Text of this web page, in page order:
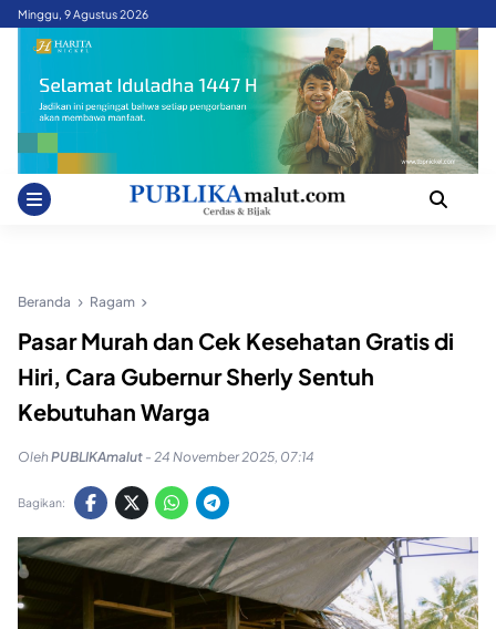
SkipMinggu, 9 Agustus 2026
Beranda Ragam
Pasar Murah dan Cek Kesehatan Gratis di
Hiri, Cara Gubernur Sherly Sentuh
Kebutuhan Warga
OlehPUBLIKAmalut - 24 November 2025, 07:14
Bagikan: